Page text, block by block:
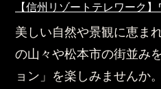
【信州リゾートテレワーク
美しい自然や景観に恵ま
の山々や松本市の街並み
ョン」を楽しみませんか